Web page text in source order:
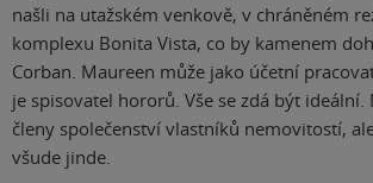
našli na utažském venkově, v chráněném
komplexu Bonita Vista, co by kamenem
Corban. Maureen může jako účetní
je spisovatel hororů. Vše se zdá být ideální.
členy společenství vlastníků nemovitostí,
všude jinde.